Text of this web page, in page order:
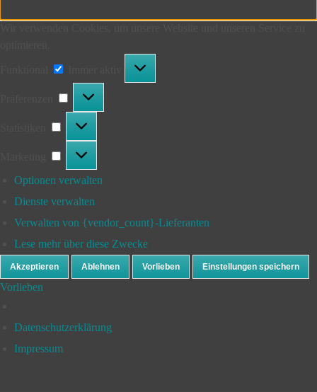
Optionen verwalten
Dienste verwalten
Verwalten von {vendor_count}-Lieferanten
Lese mehr über diese Zwecke
Akzeptieren Ablehnen Vorlieben Einstellungen speichern
Vorlieben
Datenschutzerklärung
Impressum